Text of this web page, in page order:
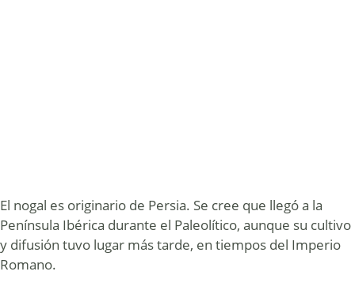
El nogal es originario de Persia. Se cree que llegó a la
Península Ibérica durante el Paleolítico, aunque su cultivo
y difusión tuvo lugar más tarde, en tiempos del Imperio
Romano.